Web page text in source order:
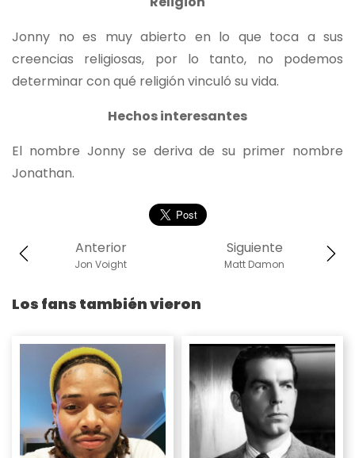
Jonny no es muy abierto en lo que toca a sus
creencias religiosas, por lo tanto, no podemos
determinar con qué religión vinculó su vida.
Hechos interesantes
El nombre Jonny se deriva de su primer nombre
Jonathan.
Siguiente
Matt Damon
Anterior
Jon Voight
Los fans también vieron